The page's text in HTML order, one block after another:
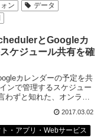
ン
データ
とGoogleカ
ケジュール共有を確
カレンダーの予定を共
ンで管理するスケジュー
ずと知れた、オンライ
2017.03.02
・アプリ・Webサービス